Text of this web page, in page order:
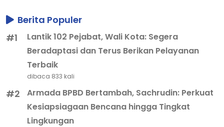
Berita Populer
#1
Lantik 102 Pejabat, Wali Kota: Segera
Beradaptasi dan Terus Berikan Pelayanan
Terbaik
dibaca 833 kali
#2
Armada BPBD Bertambah, Sachrudin: Perkuat
Kesiapsiagaan Bencana hingga Tingkat
Lingkungan